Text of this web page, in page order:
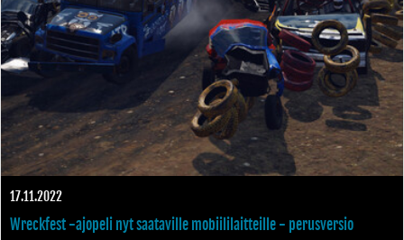
17.11.2022
Wreckfest -ajopeli nyt saataville mobiililaitteille - perusversio